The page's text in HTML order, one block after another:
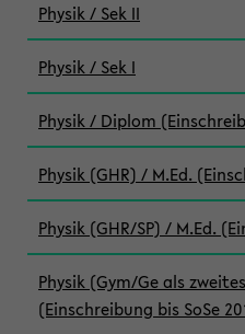
Physik / Sek II
Physik / Sek I
Physik / Diplom
Physik (GHR) / M.Ed.
Physik (GHR/SP) / M.Ed.
Physik (Gym/Ge als
(Einschreibung bis SoSe